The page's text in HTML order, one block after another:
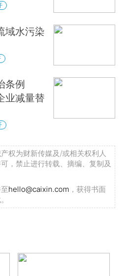
域水污染
条例
业减量替
权为财新传媒及/或相关权利人
，禁止进行转载、摘编、复制及
hello@caixin.com ，获得书面